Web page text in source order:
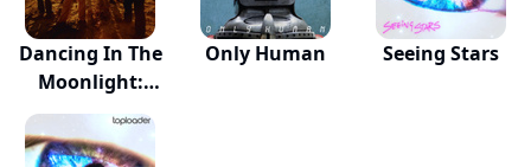
Dancing In The
Moonlight:
The...
Only Human Seeing Stars